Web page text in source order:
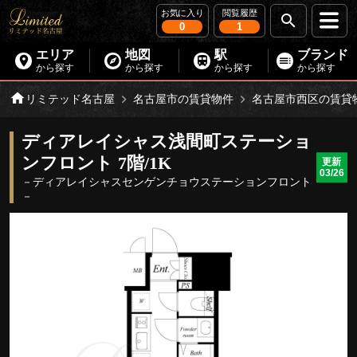
お気に入り
0
閲覧履歴
1
エリア
から探す
地図
から探す
駅
から探す
ブランド
から探す
リミテッド名古屋 名古屋市の賃貸物件 名古屋市西区の賃貸
ディアレイシャス浅間町ステーショ
ンフロント 7階/1K
－ディアレイシャスセンゲンチョウステーションフロント
－
更新
03/26